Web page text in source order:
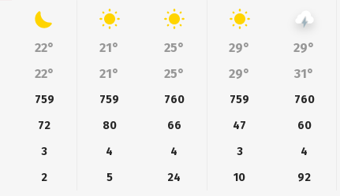
22° 21° 25° 29° 29°
22° 21° 25° 29° 31°
759 759 760 759 760
72 80 66 47 60
3 4 4 3 4
2 5 24 10 92